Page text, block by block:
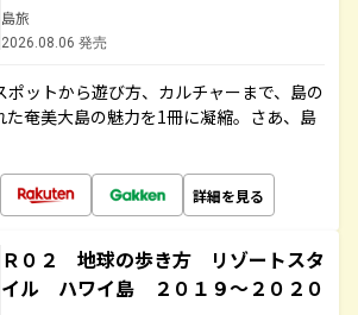
島旅
2026.08.06 発売
ットから遊び方、カルチャーまで、島の
た奄美大島の魅力を1冊に凝縮。さあ、島
詳細を見る
Ｒ０２ 地球の歩き方 リゾートスタ
イル ハワイ島 ２０１９～２０２０